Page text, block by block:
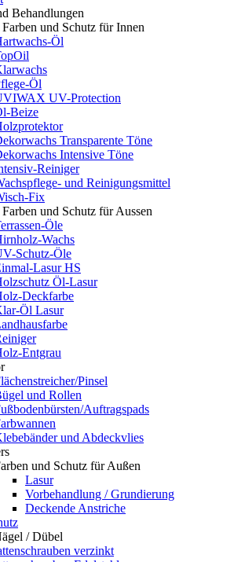
Behandlungen
und Schutz für Innen
Öl
Öl
UV-Protection
Beize
Transparente Töne
Intensive Töne
Reiniger
und Reinigungsmittel
Fix
und Schutz für Aussen
Öle
Wachs
Schutz-Öle
Lasur HS
Öl-Lasur
Deckfarbe
Öl Lasur
Entgrau
Pinsel
und Rollen
Auftragspads
und Abdeckvlies
und Schutz für Außen
Lasur
Vorbehandlung / Grundierung
Deckende Anstriche
/ Dübel
verzinkt